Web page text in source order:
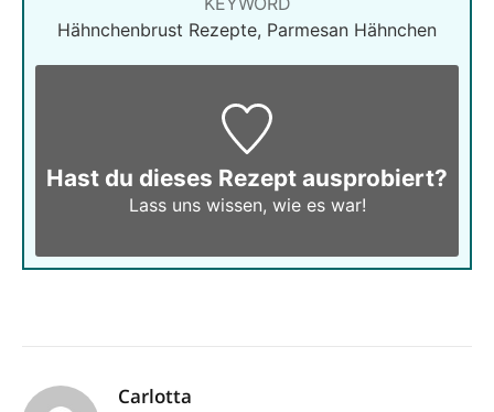
Hähnchenbrust Rezepte, Parmesan Hähnchen
Hast du dieses Rezept ausprobiert?
Lass uns wissen, wie es war!
Carlotta